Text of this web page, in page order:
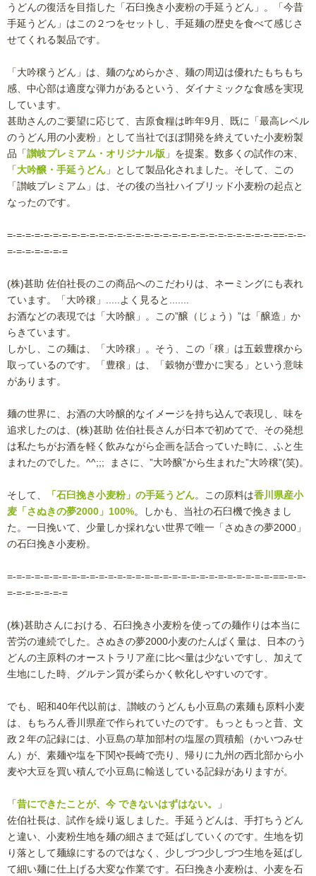
うどんの復活を目指した「石臼挽き小麦粉の手延うどん」。「今昔
手延うどん」はこの２つをセットし、手延麺の歴史を食べて感じさ
せてくれる製品です。
「大吟穣うどん」は、麺のなめらかさ、麺の周辺は優れたもちもち
感、中心部は適度な弾力があるという、ダイナミックな食感を実現
しています。
甚助さんのご要望に応じて、吉原食糧は昨年9月、既に「最高レベル
のうどん用の小麦粉」として当社でほぼ開発を終えていた小麦粉製
品「讃岐プレミアム・オリジナル版 」を提案。数多くの試作の末、
「大吟醸・手延うどん 」として製品化されました。そして、この
「讃岐プレミアム」は、その後の当社ハイブリッド小麦粉の起点と
なったのです。
=-=-=-=-=-=-=-=-=-=-=-=-=-=-=-=-=-=-=-=-=-=-=-=-=-=-=-=-=-==-=-=-
=-=-=-=-=-=-=
(株)甚助 佐伯社長のこの商品へのこだわりは、ネーミングにも表れ
ています。「大吟穣」.....よく見ると.......
お酒などの表現では「大吟醸」。この”醸（じょう）”は「醸造」か
らきています。
しかし、この麺は、「大吟穣」。そう、この「穣」は五穀豊穣から
取っているのです。「豊穣」は、「穀物が豊かに実る」という意味
があります。
麺の世界に、お酒の大吟醸的なイメージを持ち込んで表現し、味を
追求したのは、(株)甚助 佐伯社長さんが日本で初めてで、その発想
は私たちがお酒を軽く飲みながら企画を話合っていた時に、ふと生
まれたのでした。^^;;; まさに、”大吟醸”から生まれた”大吟穣”(笑)。
そして、 「石臼挽き小麦粉」の手延うどん。この原料は香川県産小
麦「さぬきの夢2000」100%。しかも、当社の石臼機で挽きまし
た。一日挽いて、少量しか採れない世界で唯一「さぬきの夢2000」
の石臼挽き小麦粉。
=-=-=-=-=-=-=-=-=-=-=-=-=-=-=-=-=-=-=-=-=-=-=-=-=-=-=-=-=-==-=-=-
=-=-=-=-=-=-=
(株)甚助さんにおける、石臼挽き小麦粉を使っての麺作りは本当に
苦労の連続でした。さぬきの夢2000小麦のたんぱく量は、日本のう
どんの主原料のオーストラリア産に比べ量は少ないですし、加えて
生地にした時、グルテン質が柔らかく軟化しやすいのです。
でも、昭和40年代以前は、讃岐のうどんも小豆島の素麺も原料小麦
は、もちろん香川県産で作られていたのです。もっともっと昔、文
政２年の記録には、小豆島の草加部村の塩屋の買積船（かいつみせ
ん）が、素麺や塩を下関や長崎で売り、帰りに九州の西北部から小
麦や大豆を買い積んで小豆島に輸送している記録がありますが。
「昔にできたことが、今 できないはずはない。
」
佐伯社長は、試作を繰り返しました。手延うどんは、手打ちうどん
と違い、小麦粉生地を麺の細さまで延ばしていくのです。生地を切
り落として麺線にするのではなく、少しづつ少しづつ生地を延ばし
て細い麺に仕上げる大変な作業です。石臼挽き小麦粉は、小麦を石